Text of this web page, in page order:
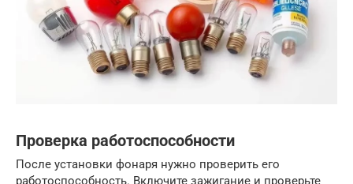
Проверка работоспособности
После установки фонаря нужно проверить его
работоспособность. Включите зажигание и проверьте